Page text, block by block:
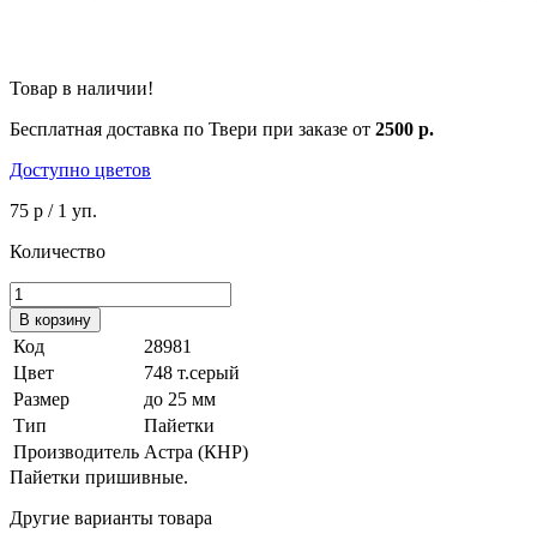
Товар в наличии!
Бесплатная доставка по Твери при заказе от 2500 р.
Доступно цветов
75 р / 1 уп.
Количество
В корзину
Код
28981
Цвет
748 т.серый
Размер
до 25 мм
Тип
Пайетки
Производитель Астра (КНР)
Пайетки пришивные.
Другие варианты товара